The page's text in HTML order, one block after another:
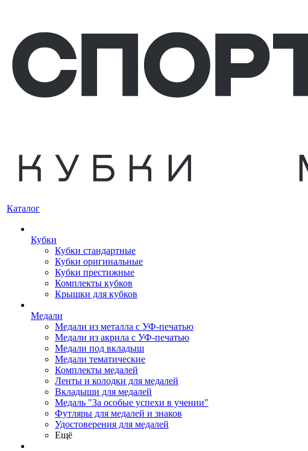
Каталог
Кубки
Кубки стандартные
Кубки оригинальные
Кубки престижные
Комплекты кубков
Крышки для кубков
Медали
Медали из металла с УФ-печатью
Медали из акрила с УФ-печатью
Медали под вкладыш
Медали тематические
Комплекты медалей
Ленты и колодки для медалей
Вкладыши для медалей
Медаль "За особые успехи в учении"
Футляры для медалей и знаков
Удостоверения для медалей
Ещё